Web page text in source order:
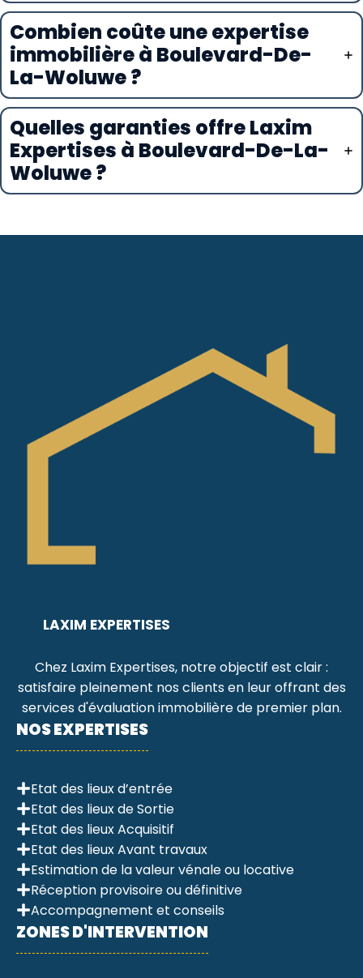
Combien coûte une expertise
immobilière à Boulevard-De-
La-Woluwe ?
Quelles garanties offre Laxim
Expertises à Boulevard-De-La-
Woluwe ?
LAXIM EXPERTISES
Chez Laxim Expertises, notre objectif est clair :
satisfaire pleinement nos clients en leur offrant des
services d'évaluation immobilière de premier plan.
NOS EXPERTISES
Etat des lieux d’entrée
Etat des lieux de Sortie
Etat des lieux Acquisitif
Etat des lieux Avant travaux
Estimation de la valeur vénale ou locative
Réception provisoire ou définitive
Accompagnement et conseils
ZONES D'INTERVENTION